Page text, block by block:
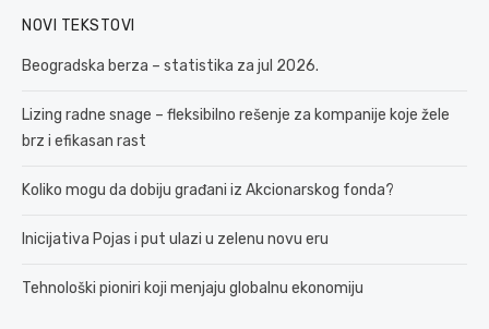
NOVI TEKSTOVI
Beogradska berza – statistika za jul 2026.
Lizing radne snage – fleksibilno rešenje za kompanije koje žele
brz i efikasan rast
Koliko mogu da dobiju građani iz Akcionarskog fonda?
Inicijativa Pojas i put ulazi u zelenu novu eru
Tehnološki pioniri koji menjaju globalnu ekonomiju